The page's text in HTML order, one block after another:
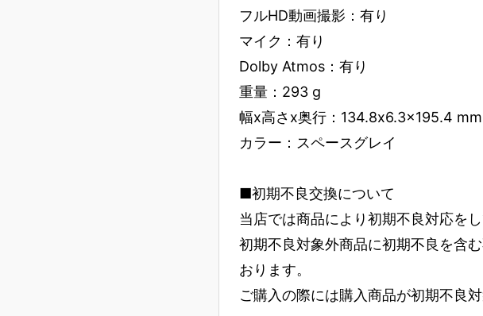
フルHD動画撮影：有り
マイク：有り
Dolby Atmos：有り
重量：293 g
幅x高さx奥行：134.8x6.3x195.4 mm
カラー：スペースグレイ
■初期不良交換について
当店では商品により初期不良対応を
初期不良対象外商品に初期不良を含
おります。
ご購入の際には購入商品が初期不良